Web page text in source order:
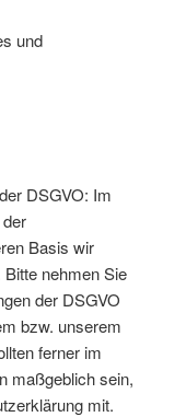
und
DSGVO: Im
Basis wir
nehmen Sie
der DSGVO
bzw. unserem
ferner im
maßgeblich sein,
mit.